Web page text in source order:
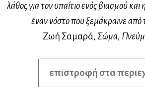
λάθος για τον υπαίτιο ενός βιασμού
έναν νόστο που ξεμάκραινε από
Ζωή Σαμαρά,Σώμα,
επιστροφή στα